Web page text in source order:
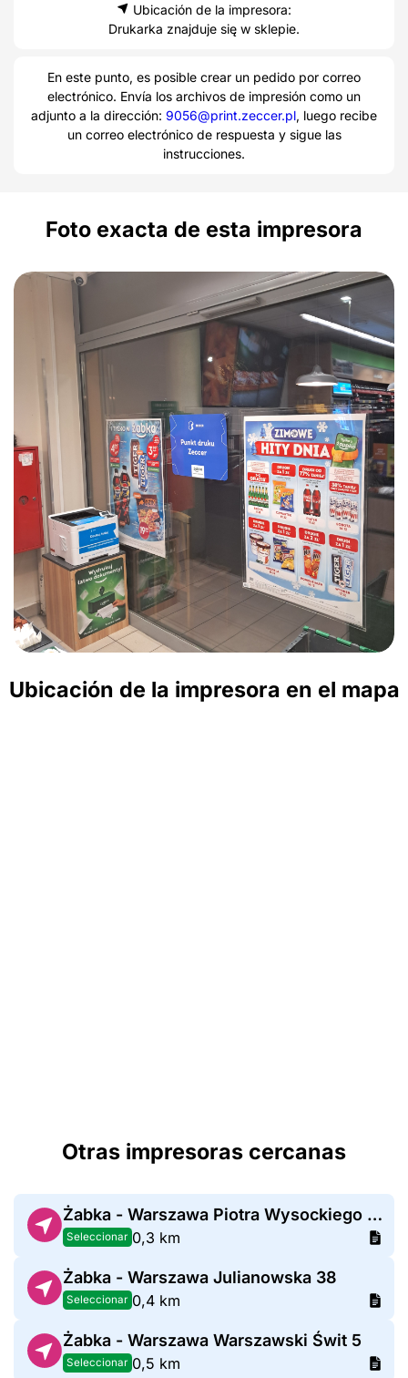
Ubicación de la impresora:
Drukarka znajduje się w sklepie.
En este punto, es posible crear un pedido por correo
electrónico. Envía los archivos de impresión como un
adjunto a la dirección: 9056@print.zeccer.pl, luego recibe
un correo electrónico de respuesta y sigue las
instrucciones.
Foto exacta de esta impresora
Ubicación de la impresora en el mapa
Otras impresoras cercanas
Żabka - Warszawa Piotra Wysockiego 10
Seleccionar 0,3 km
Żabka - Warszawa Julianowska 38
Seleccionar 0,4 km
Żabka - Warszawa Warszawski Świt 5
Seleccionar 0,5 km